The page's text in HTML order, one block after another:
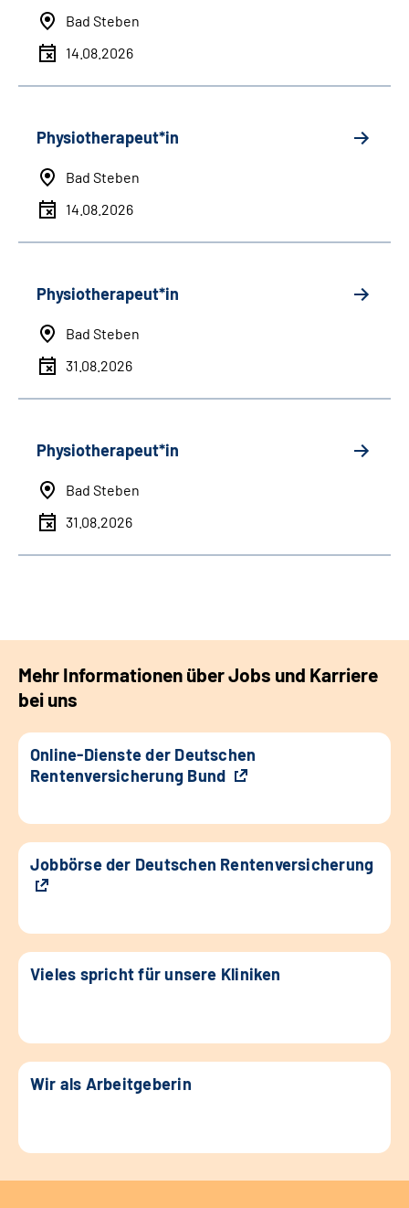
Bad Steben
14.08.2026
Physiotherapeut*in
Bad Steben
14.08.2026
Physiotherapeut*in
Bad Steben
31.08.2026
Physiotherapeut*in
Bad Steben
31.08.2026
Mehr Informationen über Jobs und Karriere
bei uns
Online-Dienste der Deutschen
Rentenversicherung Bund
Jobbörse der Deutschen Rentenversicherung
Vieles spricht für unsere Kliniken
Wir als Arbeitgeberin